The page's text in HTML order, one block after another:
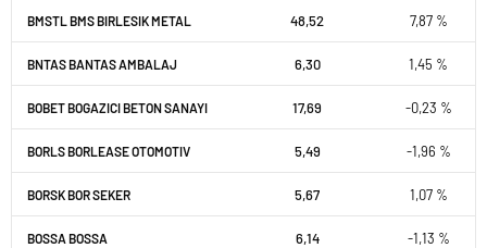
BMSTL BMS BIRLESIK METAL 48,52 7,87 %
BNTAS BANTAS AMBALAJ 6,30 1,45 %
BOBET BOGAZICI BETON SANAYI 17,69 -0,23 %
BORLS BORLEASE OTOMOTIV 5,49 -1,96 %
BORSK BOR SEKER 5,67 1,07 %
BOSSA BOSSA 6,14 -1,13 %